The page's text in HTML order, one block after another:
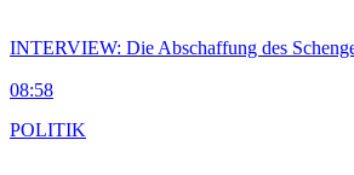
INTERVIEW: Die Abschaffung des
08:58
POLITIK